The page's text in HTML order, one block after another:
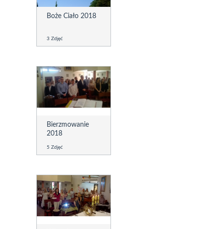
Boże Ciało 2018
3 Zdjęć
Bierzmowanie
2018
5 Zdjęć